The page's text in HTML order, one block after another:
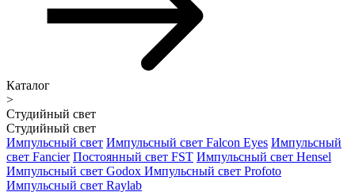
Каталог
>
Студийный свет
Студийный свет
Импульсный свет Импульсный свет Falcon Eyes Импульсный
свет Fancier Постоянный свет FST Импульсный свет Hensel
Импульсный свет Godox Импульсный свет Profoto
Импульсный свет Raylab